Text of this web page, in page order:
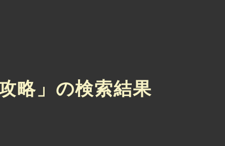
攻略」の検索結果